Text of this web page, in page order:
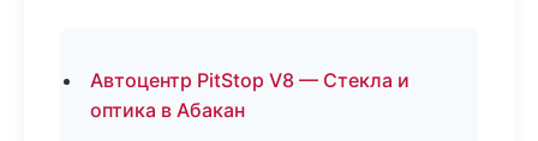
Автоцентр PitStop V8 — Стекла и
оптика в Абакан